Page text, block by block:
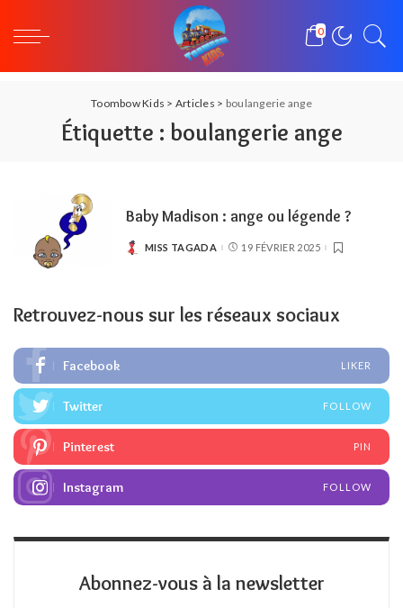
0
Toombow Kids > Articles > boulangerie ange
Étiquette : boulangerie ange
Baby Madison : ange ou légende ?
POSTED
MISS TAGADA 19 FÉVRIER 2025
Retrouvez-nous sur les réseaux sociaux
Facebook LIKER
Twitter FOLLOW
Pinterest PIN
Instagram FOLLOW
Abonnez-vous à la newsletter